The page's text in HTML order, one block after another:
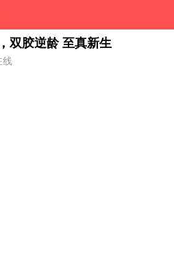
双胶逆龄 至真新生
线